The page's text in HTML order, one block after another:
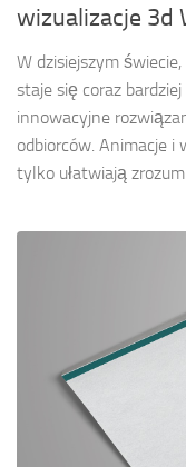
wizualizacje 3d
W dzisiejszym
staje się coraz
innowacyjne
odbiorców. Animacje i
tylko ułatwiają